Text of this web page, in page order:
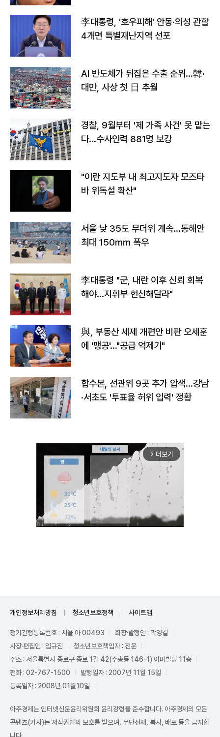
李대통령, '호우피해' 안동·의성 관할
4개면 특별재난지역 선포
AI 반도체가 뒤집은 수출 순위…韓·
대만, 사상 첫 日 추월
경찰, 9월부터 '제 가족 사건' 못 맡는
다…수사인력 881명 보강
"이란 지도부 내 최고지도자 모즈타
바 위독설 확산"
서울 낮 35도 무더위 계속…동해안
최대 150㎜ 폭우
李대통령 "군, 내란 이후 신뢰 회복
해야…지휘부 헌신해달라"
與, 부동산 세제 개편안 비판 오세훈
에 '맹공'…"공급 억제기"
합수본, 선관위 9곳 추가 압색…강남
·서초도 '투표율 허위 입력' 정황
arrow_forward_ios 더보기
개인정보처리방침 청소년보호정책 사이트맵
정기간행등록번호 : 서울 아 00493
회장·발행인 : 곽영길
사장·편집인 : 임규진
청소년보호책임자 : 전운
주소 : 서울특별시 종로구 종로 1길 42(수송동 146-1) 이마빌딩 11층
전화 : 02-767-1500
발행일자 : 2007년 11월 15일
등록일자 : 2008년 01월10일
아주경제는 인터넷신문윤리위원회 윤리강령을 준수합니다. 아주경제의 모든
콘텐츠(기사)는 저작권법의 보호를 받으며, 무단전재, 복사, 배포 등을 금지합
니다.